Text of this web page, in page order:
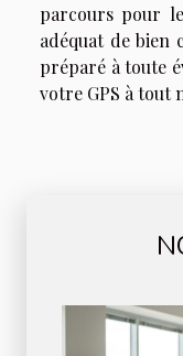
parcours pour
adéquat de bien
préparé à toute
votre GPS à tout